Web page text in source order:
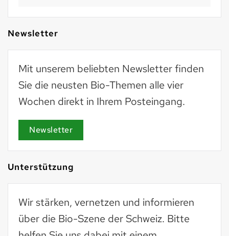
Newsletter
Mit unserem beliebten Newsletter finden
Sie die neusten Bio-Themen alle vier
Wochen direkt in Ihrem Posteingang.
Newsletter
Unterstützung
Wir stärken, vernetzen und informieren
über die Bio-Szene der Schweiz. Bitte